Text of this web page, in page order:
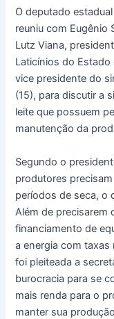
O deputado
reuniu com Eugênio
Lutz Viana,
Laticínios do Estado
vice presidente do
(15), para discutir a
leite que possuem
manutenção da
Segundo o
produtores
períodos de seca, o
Além de precisarem
financiamento de
a energia com taxas
foi pleiteada a
burocracia para se
mais renda para o
manter sua